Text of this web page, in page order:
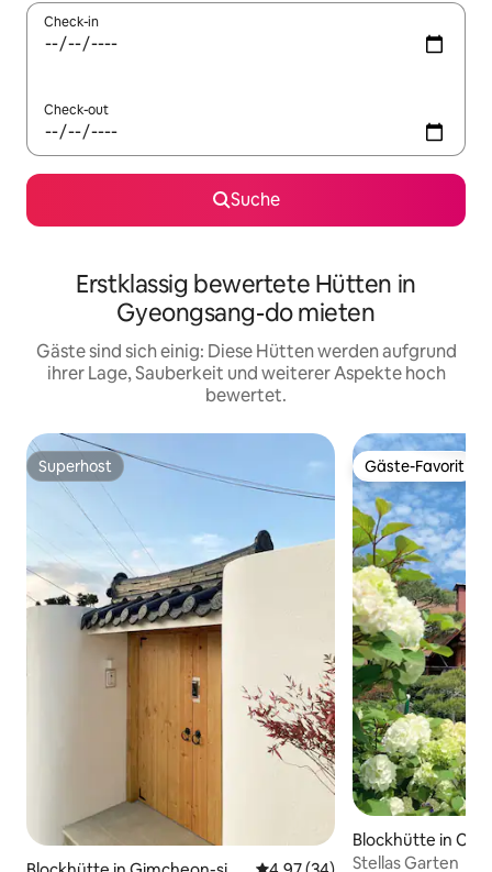
Check-in
Check-out
Suche
Erstklassig bewertete Hütten in
Gyeongsang-do mieten
Gäste sind sich einig: Diese Hütten werden aufgrund
ihrer Lage, Sauberkeit und weiterer Aspekte hoch
bewertet.
Superhost
Superhost Gäste-Favorit
Gäste-Favorit
Blockhütte in
Stellas Garten